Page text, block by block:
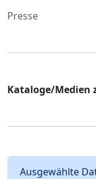
Presse
Kataloge/Medien
Ausgewählte